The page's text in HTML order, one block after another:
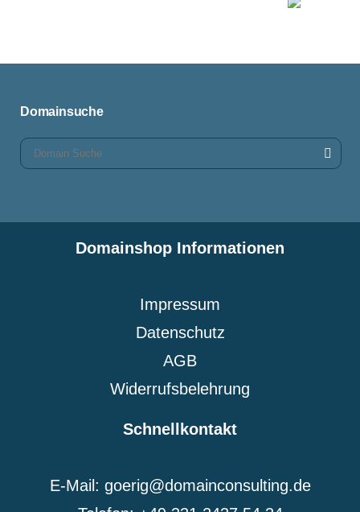
Domainsuche
Domainshop Informationen
Impressum
Datenschutz
AGB
Widerrufsbelehrung
Schnellkontakt
E-Mail: goerig@domainconsulting.de